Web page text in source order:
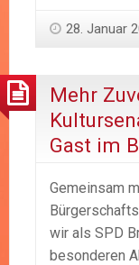
28. Januar
Mehr
Gast im
Gemeinsam
wir als SPD
besonderen